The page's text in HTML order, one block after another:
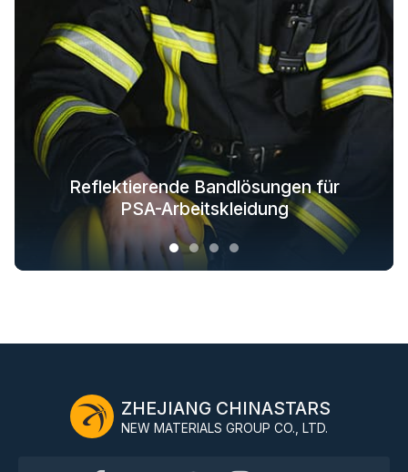
Reflektierende Bandlösungen für
PSA-Arbeitskleidung
Reflektierende Textillösungen für
modische Outdoor-Bekleidung
Im Dunkeln leuchtende
Stofflösungen für Oberbekleidung
Branchenweite
Sicherheitsbekleidungslösungen
ZHEJIANG CHINASTARS
NEW MATERIALS GROUP CO., LTD.